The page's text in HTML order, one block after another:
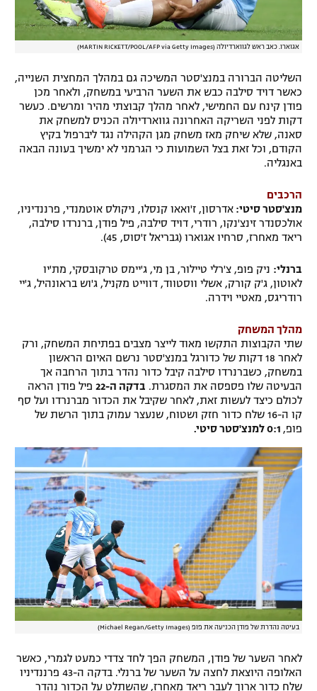
אגוארו. כאב ראש לגווארדיולה (MARTIN RICKETT/POOL/AFP via Getty Images)
השליטה הברורה במנצ'סטר המשיכה גם במהלך המחצית השנייה,
כאשר דויד סילבה כבש את השער הרביעי במשחק, ולאחר מכן
פודן קינח עם החמישי, לאחר מהלך קבוצתי מהיר ומרשים. כעשר
דקות לפני השריקה האחרונה גווארדיולה הכניס למשחק את
סאנה, שלא שיחק מאז משחק מגן הקהילה נגד ליברפול בקיץ
הקודם, וכל זאת בצל השמועות כי הגרמני לא ימשיך בעונה הבאה
באנגליה.
הרכבים
מנצ'סטר סיטי: אדרסון, ז'ואאו קנסלו, ניקולס אוטמנדי, פרננדיניו,
אולכסנדר זינצ'נקו, רודרי, דויד סילבה, פיל פודן, ברנרדו סילבה,
ריאד מאחרז, סרחיו אגוארו (גבריאל ז'סוס, 45).
ברנלי: ניק פופ, צ'רלי טיילור, בן מי, ג'יימס טרקובסקי, מת'יו
לאוטון, ג'ק קורק, אשלי ווסטווד, דווייט מקניל, ג'וש בראונהיל, ג'יי
רודריגס, מאטיי וידרה.
מהלך המשחק
שתי הקבוצות התקשו מאוד לייצר מצבים בפתיחת המשחק, ורק
לאחר 18 דקות של כדורגל במנצ'סטר נרשם האיום הראשון
במשחק, כשברנרדו סילבה קיבל כדור נהדר בתוך הרחבה אך
הבעיטה שלו פספסה את המסגרת. בדקה ה-22
פיל פודן הראה
לכולם כיצד לעשות זאת, לאחר שקיבל את הכדור מברנרדו ועל סף
קו ה-16 שלח כדור חזק ושטוח, שנעצר עמוק בתוך הרשת של
פופ,
בעיטה נהדרת של פודן הכניעה את פופ (Michael Regan/Getty Images)
לאחר השער של פודן, המשחק הפך לחד צדדי כמעט לגמרי, כאשר
האלופה היוצאת לחצה על השער של ברנלי. בדקה ה-43 פרננדיניו
שלח כדור ארוך לעבר ריאד מאחרז, שהשתלט על הכדור נהדר